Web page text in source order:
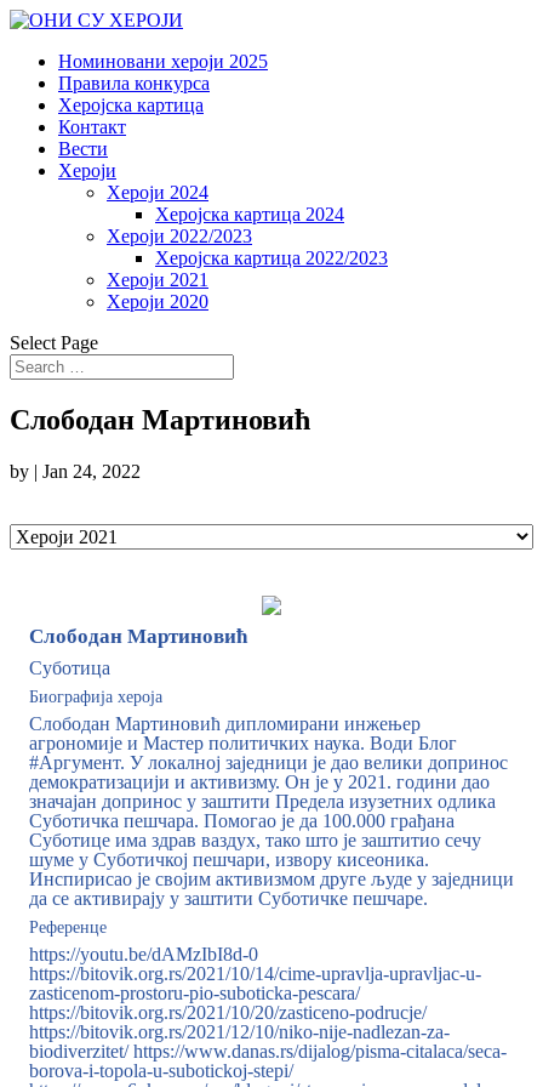
Номиновани хероји 2025
Правила конкурса
Херојска картица
Контакт
Вести
Хероји
Хероји 2024
Херојска картица 2024
Хероји 2022/2023
Херојска картица 2022/2023
Хероји 2021
Хероји 2020
Select Page
Слободан Мартиновић
by | Jan 24, 2022
Слободан Мартиновић
Суботица
Биографија хероја
Слободан Мартиновић дипломирани инжењер
агрономије и Мастер политичких наука. Води Блог
#Аргумент. У локалној заједници је дао велики допринос
демократизацији и активизму. Он је у 2021. години дао
значајан допринос у заштити Предела изузетних одлика
Суботичка пешчара. Помогао је да 100.000 грађана
Суботице има здрав ваздух, тако што је заштитио сечу
шуме у Суботичкој пешчари, извору кисеоника.
Инспирисао је својим активизмом друге људе у заједници
да се активирају у заштити Суботичке пешчаре.
Референце
https://youtu.be/dAMzIbI8d-0
https://bitovik.org.rs/2021/10/14/cime-upravlja-upravljac-u-
zasticenom-prostoru-pio-suboticka-pescara/
https://bitovik.org.rs/2021/10/20/zasticeno-podrucje/
https://bitovik.org.rs/2021/12/10/niko-nije-nadlezan-za-
biodiverzitet/ https://www.danas.rs/dijalog/pisma-citalaca/seca-
borova-i-topola-u-subotickoj-stepi/